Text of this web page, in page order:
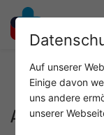
Home
AMH (Anti
Auf unserer
Einige davon
uns andere
unserer